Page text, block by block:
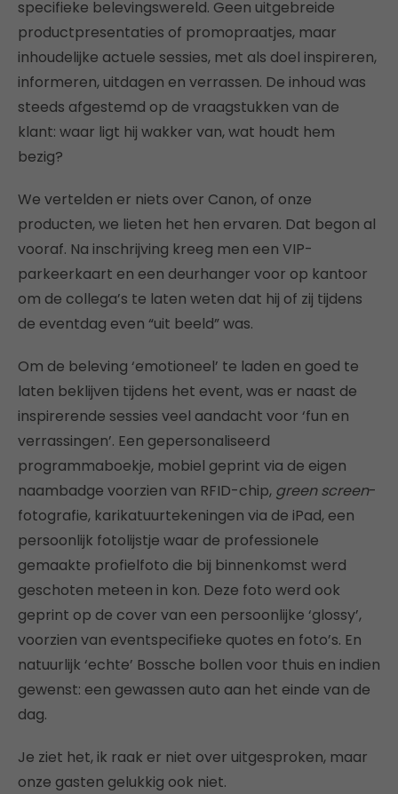
specifieke belevingswereld. Geen uitgebreide
productpresentaties of promopraatjes, maar
inhoudelijke actuele sessies, met als doel inspireren,
informeren, uitdagen en verrassen. De inhoud was
steeds afgestemd op de vraagstukken van de
klant: waar ligt hij wakker van, wat houdt hem
bezig?
We vertelden er niets over Canon, of onze
producten, we lieten het hen ervaren. Dat begon al
vooraf. Na inschrijving kreeg men een VIP-
parkeerkaart en een deurhanger voor op kantoor
om de collega’s te laten weten dat hij of zij tijdens
de eventdag even “uit beeld” was.
Om de beleving ‘emotioneel’ te laden en goed te
laten beklijven tijdens het event, was er naast de
inspirerende sessies veel aandacht voor ‘fun en
verrassingen’. Een gepersonaliseerd
programmaboekje, mobiel geprint via de eigen
naambadge voorzien van RFID-chip, green screen-
fotografie, karikatuurtekeningen via de iPad, een
persoonlijk fotolijstje waar de professionele
gemaakte profielfoto die bij binnenkomst werd
geschoten meteen in kon. Deze foto werd ook
geprint op de cover van een persoonlijke ‘glossy’,
voorzien van eventspecifieke quotes en foto’s. En
natuurlijk ‘echte’ Bossche bollen voor thuis en indien
gewenst: een gewassen auto aan het einde van de
dag.
Je ziet het, ik raak er niet over uitgesproken, maar
onze gasten gelukkig ook niet.